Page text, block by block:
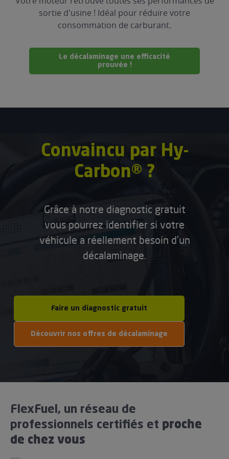
sortie d'usine ! Idéal pour réduire votre
consommation de carburant.
Le décalaminage une efficacité
prouvée !
Convaincu par Hy-
Carbon® ?
Grâce à notre diagnostic gratuit
vous pourrez identifier si votre
véhicule a réellement besoin d’un
décalaminage.
Faire un diagnostic gratuit
Découvrir nos offres de décalaminage
FlexFuel, un réseau de
professionnels certifiés et proche
de chez vous